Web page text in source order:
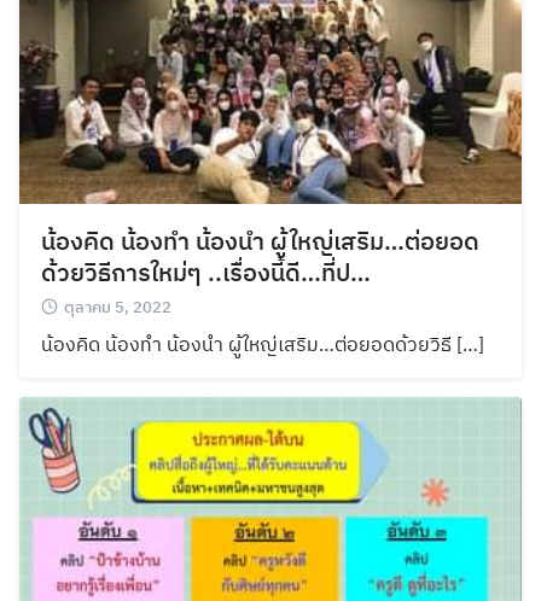
น้องคิด น้องทำ น้องนำ ผู้ใหญ่เสริม…ต่อยอด
ด้วยวิธีการใหม่ๆ ..เรื่องนี้ดี…ที่ป…
ตุลาคม 5, 2022
น้องคิด น้องทำ น้องนำ ผู้ใหญ่เสริม…ต่อยอดด้วยวิธี […]